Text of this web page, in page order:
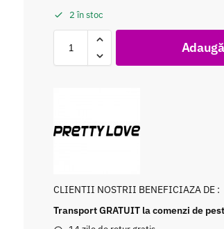
2 în stoc
CLIENTII NOSTRII BENEFICIAZA DE :
Transport GRATUIT la comenzi de